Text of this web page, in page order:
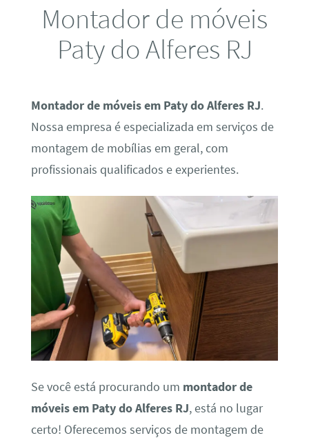
Montador de móveis
Paty do Alferes RJ
Montador de móveis em Paty do Alferes RJ.
Nossa empresa é especializada em serviços de
montagem de mobílias em geral, com
profissionais qualificados e experientes.
Se você está procurando um montador de
móveis em Paty do Alferes RJ, está no lugar
certo! Oferecemos serviços de montagem de